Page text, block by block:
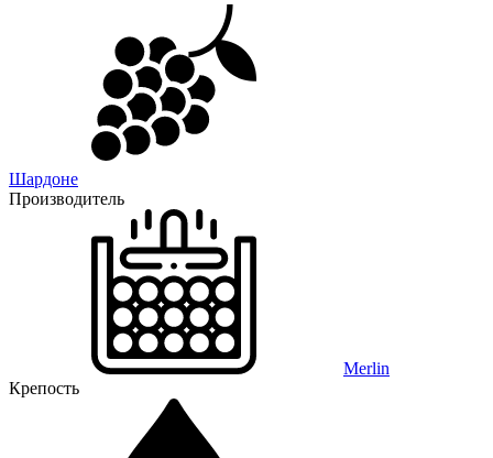
Шардоне
Производитель
Merlin
Крепость